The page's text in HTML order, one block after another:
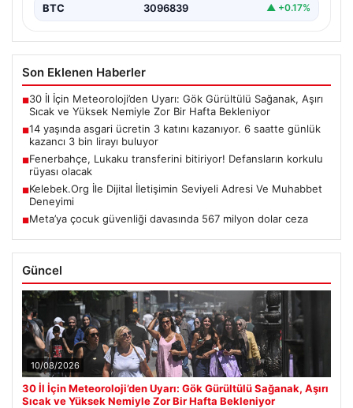
BTC 3096839 ▲ +0.17%
Son Eklenen Haberler
■30 İl İçin Meteoroloji’den Uyarı: Gök Gürültülü Sağanak, Aşırı
Sıcak ve Yüksek Nemiyle Zor Bir Hafta Bekleniyor
■14 yaşında asgari ücretin 3 katını kazanıyor. 6 saatte günlük
kazancı 3 bin lirayı buluyor
■Fenerbahçe, Lukaku transferini bitiriyor! Defansların korkulu
rüyası olacak
■Kelebek.Org İle Dijital İletişimin Seviyeli Adresi Ve Muhabbet
Deneyimi
■Meta’ya çocuk güvenliği davasında 567 milyon dolar ceza
Güncel
10/08/2026
30 İl İçin Meteoroloji’den Uyarı: Gök Gürültülü Sağanak, Aşırı
Sıcak ve Yüksek Nemiyle Zor Bir Hafta Bekleniyor